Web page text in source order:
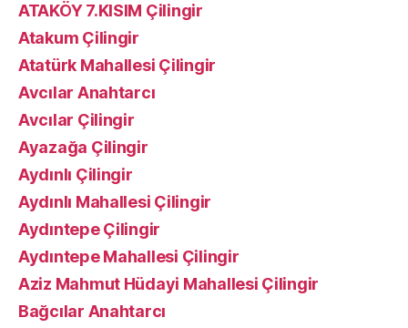
ATAKÖY 7.KISIM Çilingir
Atakum Çilingir
Atatürk Mahallesi Çilingir
Avcılar Anahtarcı
Avcılar Çilingir
Ayazağa Çilingir
Aydınlı Çilingir
Aydınlı Mahallesi Çilingir
Aydıntepe Çilingir
Aydıntepe Mahallesi Çilingir
Aziz Mahmut Hüdayi Mahallesi Çilingir
Bağcılar Anahtarcı